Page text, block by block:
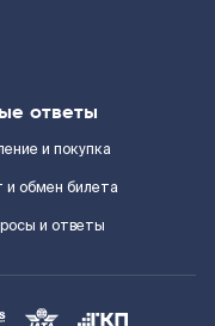
ответы
и покупка
и обмен билета
и ответы